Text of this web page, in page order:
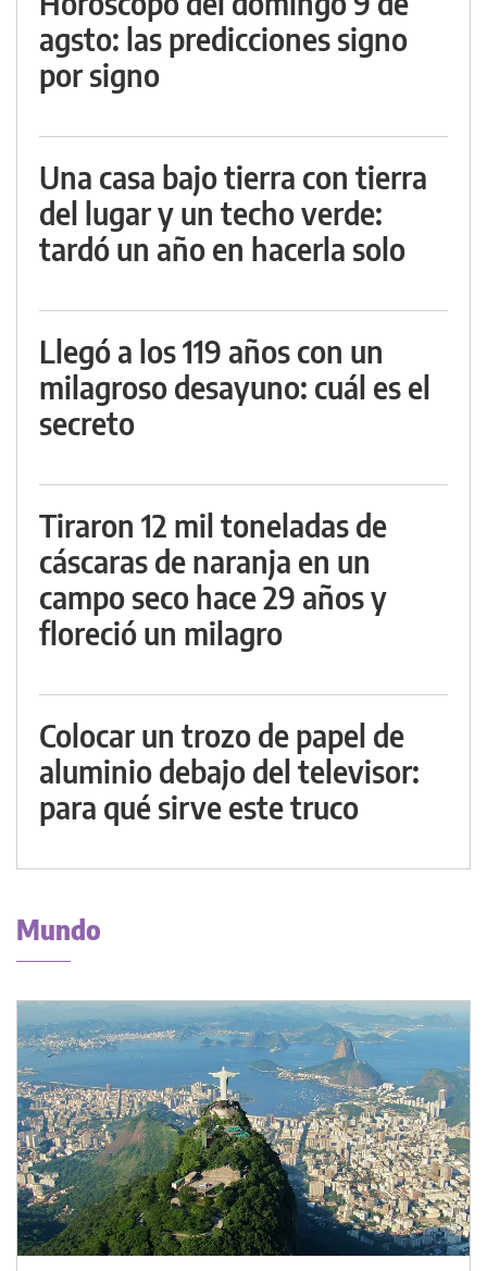
agsto: las predicciones signo
por signo
Una casa bajo tierra con tierra
del lugar y un techo verde:
tardó un año en hacerla solo
Llegó a los 119 años con un
milagroso desayuno: cuál es el
secreto
Tiraron 12 mil toneladas de
cáscaras de naranja en un
campo seco hace 29 años y
floreció un milagro
Colocar un trozo de papel de
aluminio debajo del televisor:
para qué sirve este truco
Mundo